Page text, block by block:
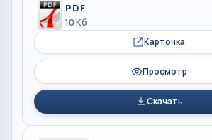
PDF
10 Кб
Карточка
Просмотр
Скачать